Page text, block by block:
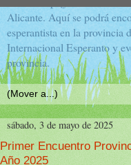
Alicante. Aquí se podrá
esperantista en la provincia
Internacional Esperanto y
provincia.
sábado, 3 de mayo de 2025
Primer Encuentro
Año 2025